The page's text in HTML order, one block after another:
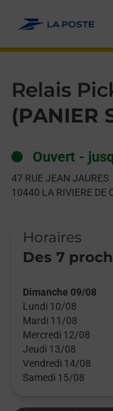
Relais
(PANIER
Ouvert -
47 RUE JEAN JAURES
10440 LA RIVIERE DE
Horaires
Des 7
Dimanche 09/08
Lundi 10/08
Mardi 11/08
Mercredi 12/08
Jeudi 13/08
Vendredi 14/08
Samedi 15/08